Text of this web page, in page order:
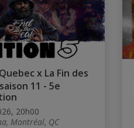
x La Fin des
11 - 5e
20h00
Montréal, QC